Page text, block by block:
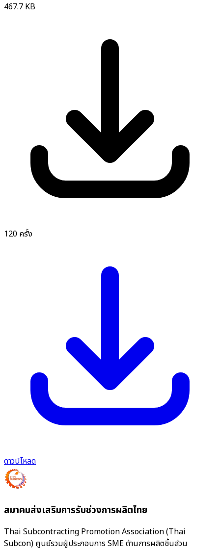
467.7 KB
120 ครั้ง
ดาวน์โหลด
สมาคมส่งเสริมการรับช่วงการผลิตไทย
Thai Subcontracting Promotion Association (Thai
Subcon) ศูนย์รวมผู้ประกอบการ SME ด้านการผลิตชิ้นส่วน